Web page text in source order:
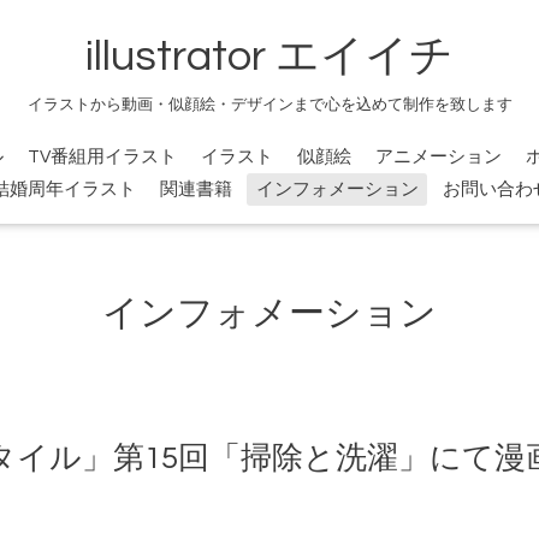
illustrator エイイチ
イラストから動画・似顔絵・デザインまで心を込めて制作を致します
TV番組用イラスト イラスト 似顔絵 アニメーション
婚周年イラスト
関連書籍 インフォメーション お問い合わ
インフォメーション
イル」第15回「掃除と洗濯」にて